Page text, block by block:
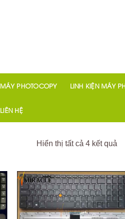
MÁY PHOTOCOPY LINH KIỆN MÁY
LIÊN HỆ
Hiển thị tất cả 4 kết quả